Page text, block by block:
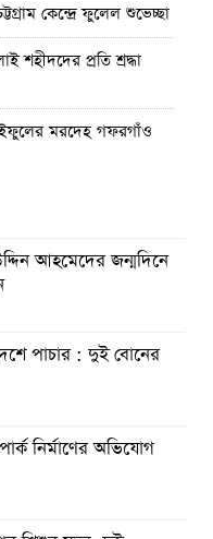
কেন্দ্রে ফুলেল শুভেচ্ছা
শহীদদের প্রতি শ্রদ্ধা
মরদেহ গফরগাঁও
দিবস’ পালিত
২০২৬’ উদযাপিত
আহমেদের জন্মদিনে
পাচার : দুই বোনের
নির্মাণের অভিযোগ